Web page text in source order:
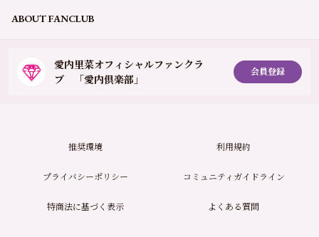
ABOUT FANCLUB
愛内里菜オフィシャルファンクラ
ブ 「愛内倶楽部」
会員登録
推奨環境 利用規約
プライバシーポリシー コミュニティガイドライン
特商法に基づく表示 よくある質問